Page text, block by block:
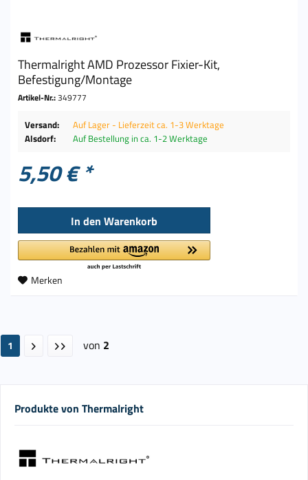
Thermalright AMD Prozessor Fixier-Kit,
Befestigung/Montage
Artikel-Nr.:349777
Versand:
Auf Lager - Lieferzeit ca. 1-3 Werktage
Alsdorf:
Auf Bestellung in ca. 1-2 Werktage
5,50 € *
In den Warenkorb
Merken
1 von 2
Produkte von Thermalright